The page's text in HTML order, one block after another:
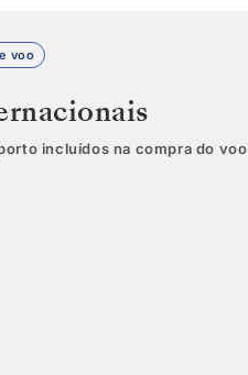
voo
incluídos na compra do voo